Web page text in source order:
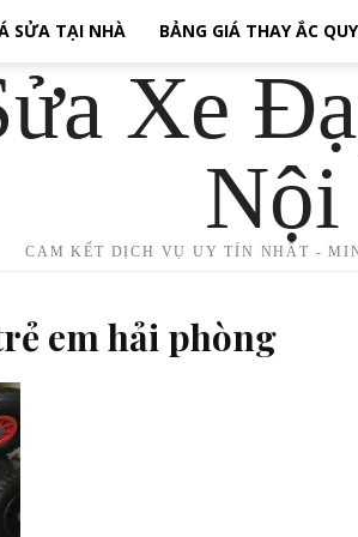
SỬA TẠI NHÀ BẢNG GIÁ THAY ẮC QUY
Xe
Nội
CAM KẾT DỊCH VỤ UY TÍN NHẤT -
em hải phòng